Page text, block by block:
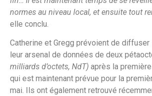
normes au niveau local, et ensuite tout
elle conclu.
Catherine et Gregg prévoient de diffuser
leur arsenal de données de deux
milliards d’octets, NdT) après la
qui est maintenant prévue pour la
mai. Ils ont également retrouvé